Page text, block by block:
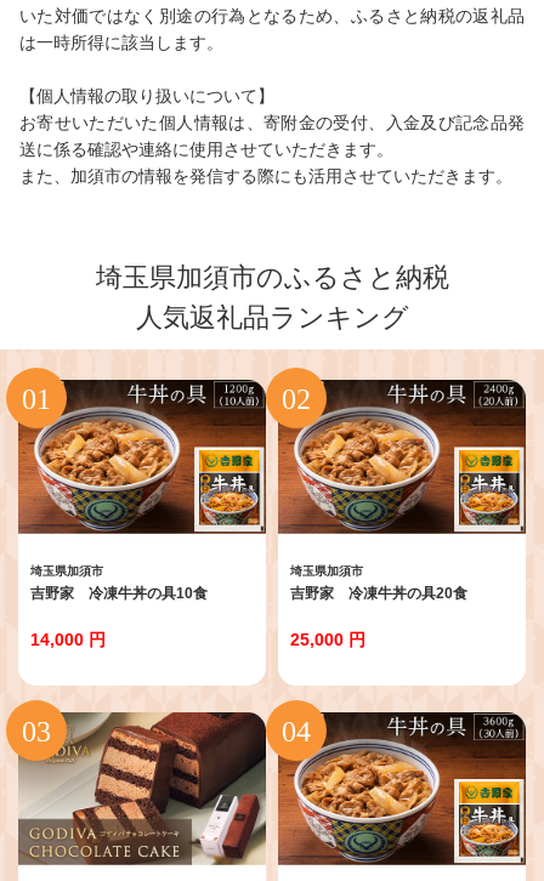
いた対価ではなく別途の行為となるため、ふるさと納税の返礼品
は一時所得に該当します。
【個人情報の取り扱いについて】
お寄せいただいた個人情報は、寄附金の受付、入金及び記念品発
送に係る確認や連絡に使用させていただきます。
また、加須市の情報を発信する際にも活用させていただきます。
埼玉県加須市のふるさと納税
人気返礼品ランキング
埼玉県加須市
吉野家 冷凍牛丼の具10食
14,000 円
埼玉県加須市
吉野家 冷凍牛丼の具20食
25,000 円